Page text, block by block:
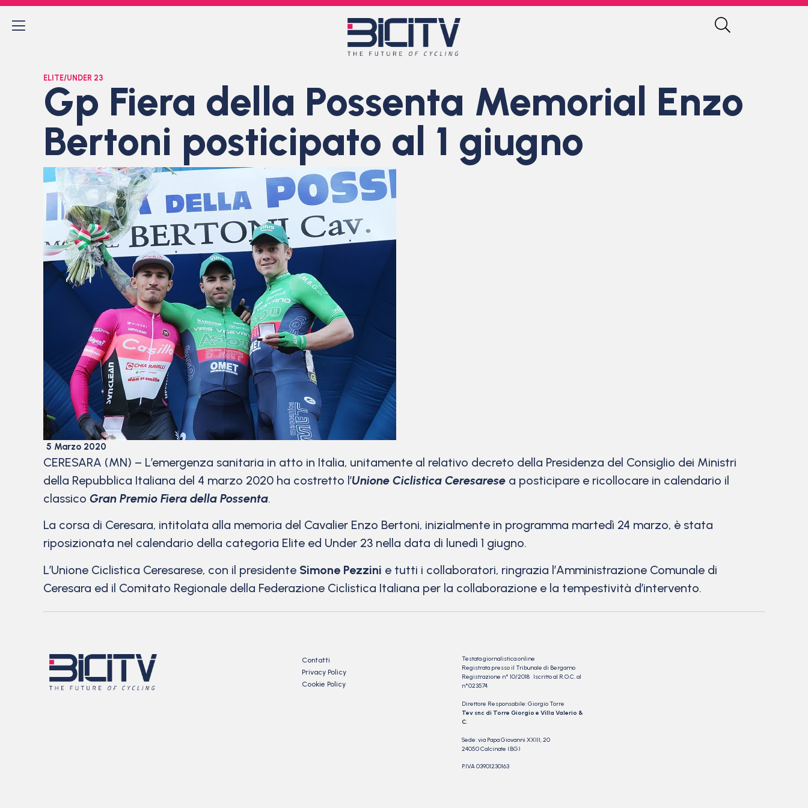
ELITE/UNDER 23
Gp Fiera della Possenta Memorial Enzo
Bertoni posticipato al 1 giugno
5 Marzo 2020
CERESARA (MN) – L’emergenza sanitaria in atto in Italia, unitamente al relativo decreto della Presidenza del Consiglio dei Ministri
della Repubblica Italiana del 4 marzo 2020 ha costretto l’Unione Ciclistica Ceresarese a posticipare e ricollocare in calendario il
classico Gran Premio Fiera della Possenta.
La corsa di Ceresara, intitolata alla memoria del Cavalier Enzo Bertoni, inizialmente in programma martedì 24 marzo, è stata
riposizionata nel calendario della categoria Elite ed Under 23 nella data di lunedì 1 giugno.
L’Unione Ciclistica Ceresarese, con il presidente Simone Pezzini e tutti i collaboratori, ringrazia l’Amministrazione Comunale di
Ceresara ed il Comitato Regionale della Federazione Ciclistica Italiana per la collaborazione e la tempestività d’intervento.
Contatti
Privacy Policy
Cookie Policy
Testata giornalistica online
Registrata presso il Tribunale di Bergamo
Registrazione n° 10/2018 Iscritto al R.O.C. al
n°023574
Direttore Responsabile: Giorgio Torre
Tev snc di Torre Giorgio e Villa Valerio &
C.
Sede: via Papa Giovanni XXIII, 20
24050 Calcinate (BG)
P.IVA 03901230163